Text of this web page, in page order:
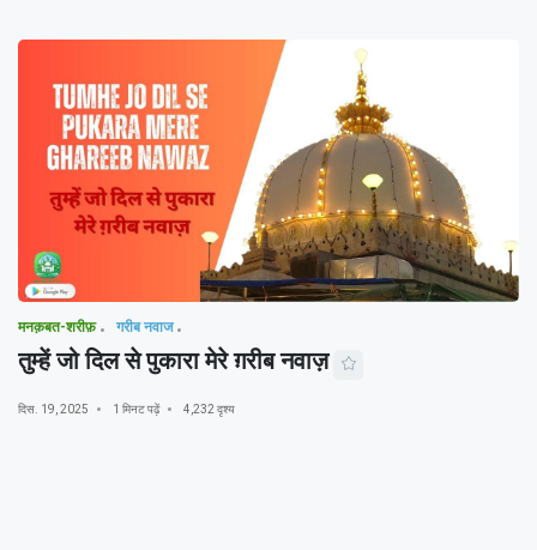
मनक़बत-शरीफ़ गरीब नवाज
तुम्हें जो दिल से पुकारा मेरे ग़रीब नवाज़
दिस. 19, 2025 1 मिनट पढ़ें 4,232 दृश्य